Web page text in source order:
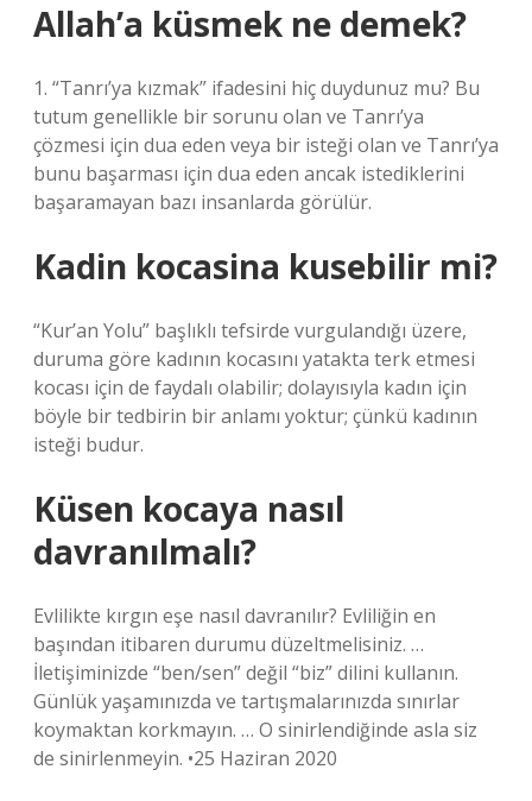
Allah’a küsmek ne demek?
1. “Tanrı’ya kızmak” ifadesini hiç duydunuz mu? Bu
tutum genellikle bir sorunu olan ve Tanrı’ya
çözmesi için dua eden veya bir isteği olan ve Tanrı’ya
bunu başarması için dua eden ancak istediklerini
başaramayan bazı insanlarda görülür.
Kadin kocasina kusebilir mi?
“Kur’an Yolu” başlıklı tefsirde vurgulandığı üzere,
duruma göre kadının kocasını yatakta terk etmesi
kocası için de faydalı olabilir; dolayısıyla kadın için
böyle bir tedbirin bir anlamı yoktur; çünkü kadının
isteği budur.
Küsen kocaya nasıl
davranılmalı?
Evlilikte kırgın eşe nasıl davranılır? Evliliğin en
başından itibaren durumu düzeltmelisiniz. …
İletişiminizde “ben/sen” değil “biz” dilini kullanın.
Günlük yaşamınızda ve tartışmalarınızda sınırlar
koymaktan korkmayın. … O sinirlendiğinde asla siz
de sinirlenmeyin. •25 Haziran 2020